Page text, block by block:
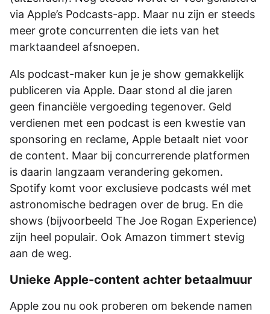
via Apple’s Podcasts-app. Maar nu zijn er steeds
meer grote concurrenten die iets van het
marktaandeel afsnoepen.
Als podcast-maker kun je je show gemakkelijk
publiceren via Apple. Daar stond al die jaren
geen financiële vergoeding tegenover. Geld
verdienen met een podcast is een kwestie van
sponsoring en reclame, Apple betaalt niet voor
de content. Maar bij concurrerende platformen
is daarin langzaam verandering gekomen.
Spotify komt voor exclusieve podcasts wél met
astronomische bedragen over de brug. En die
shows (bijvoorbeeld The Joe Rogan Experience)
zijn heel populair. Ook Amazon timmert stevig
aan de weg.
Unieke Apple-content achter betaalmuur
Apple zou nu ook proberen om bekende namen